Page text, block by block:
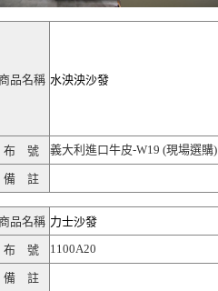
品名稱 水泱泱沙發
布 號 義大利進口牛皮-W19 (現場選購)
備 註
品名稱 力士沙發
布 號 1100A20
備 註